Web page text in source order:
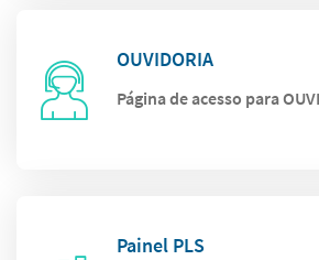
OUVIDORIA
Página de acesso para
Painel PLS